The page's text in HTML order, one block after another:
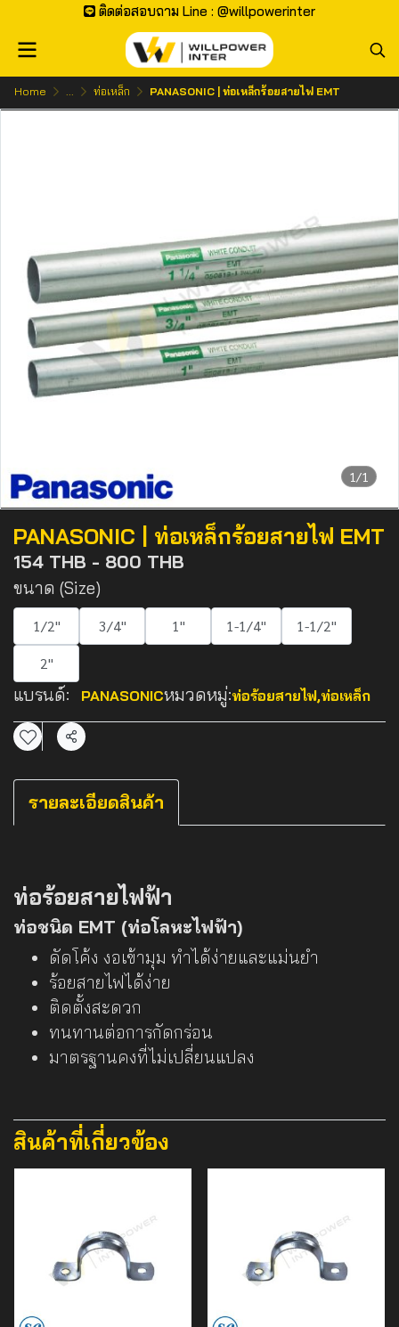
ติดต่อสอบถาม Line : @willpowerinter
Home ... ท่อเหล็ก PANASONIC | ท่อเหล็กร้อยสายไฟ EMT
1/1
PANASONIC | ท่อเหล็กร้อยสายไฟ EMT
154 THB - 800 THB
ขนาด (Size)
1/2" 3/4" 1" 1-1/4"
1-1/2"
2"
แบรนด์: PANASONICหมวดหมู่:ท่อร้อยสายไฟ,ท่อเหล็ก
แชร์
รายละเอียดสินค้า
ท่อร้อยสายไฟฟ้า
ท่อชนิด EMT (ท่อโลหะไฟฟ้า)
ดัดโค้ง งอเข้ามุม ทำได้ง่ายและแม่นยำ
ร้อยสายไฟได้ง่าย
ติดตั้งสะดวก
ทนทานต่อการกัดกร่อน
มาตรฐานคงที่ไม่เปลี่ยนแปลง
สินค้าที่เกี่ยวข้อง